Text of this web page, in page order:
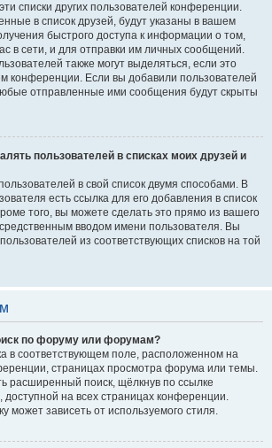
списки других пользователей конференции.
в список друзей, будут указаны в вашем
быстрого доступа к информации о том,
в сети, и для отправки им личных сообщений.
также могут выделяться, если это
конференции. Если вы добавили пользователей
отправленные ими сообщения будут скрыты
пользователей в списках моих друзей и
в свой список двумя способами. В
есть ссылка для его добавления в список
того, вы можете сделать это прямо из вашего
вводом имени пользователя. Вы
из соответствующих списков на той
по форуму или форумам?
в соответствующем поле, расположенном на
страницах просмотра форума или темы.
расширенный поиск, щёлкнув по ссылке
на всех страницах конференции.
может зависеть от используемого стиля.